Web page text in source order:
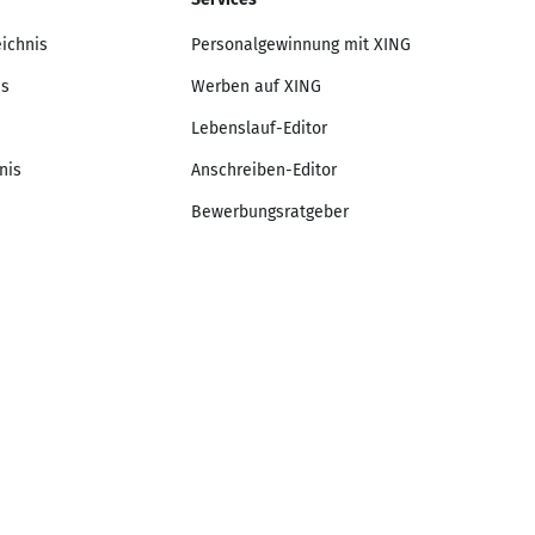
Personalgewinnung mit XING
Werben auf XING
Lebenslauf-Editor
Anschreiben-Editor
Bewerbungsratgeber